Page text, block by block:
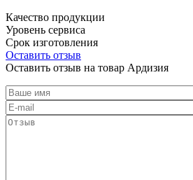
Качество продукции
Уровень сервиса
Срок изготовления
Оставить отзыв
Оставить отзыв на товар Ардизия